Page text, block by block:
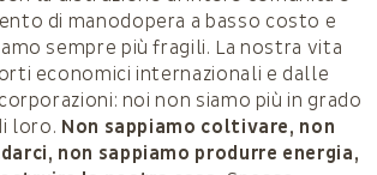
di manodopera a basso costo e
sempre più fragili. La nostra vita
economici interna­zionali e dalle
noi non siamo più in grado
loro. Non sappiamo coltivare, non
non sappiamo produrre energia,